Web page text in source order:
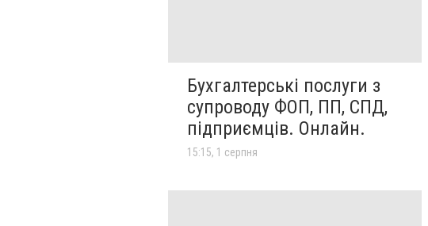
Бухгалтерські послуги з
супроводу ФОП, ПП, СПД,
підприємців. Онлайн.
15:15, 1 серпня